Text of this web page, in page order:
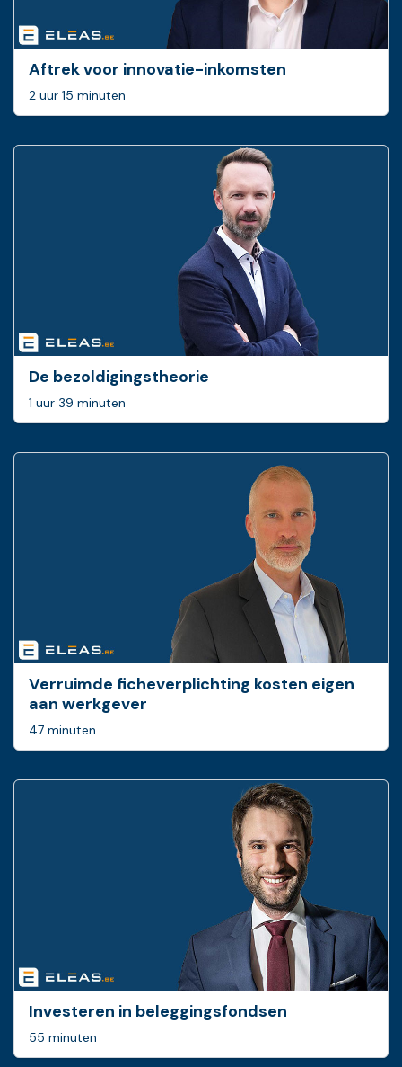
Aftrek voor innovatie-inkomsten
2 uur 15 minuten
De bezoldigingstheorie
1 uur 39 minuten
Verruimde ficheverplichting kosten eigen
aan werkgever
47 minuten
Investeren in beleggingsfondsen
55 minuten